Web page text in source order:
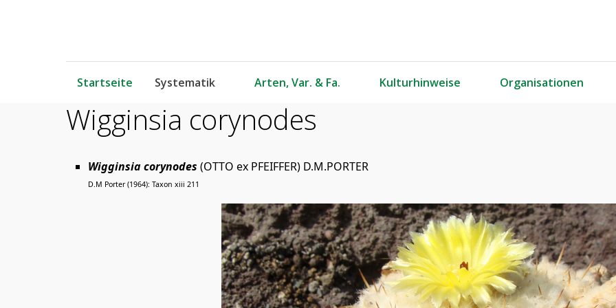
Startseite Systematik Arten, Var. & Fa. Kulturhinweise Organisationen
Wigginsia corynodes
Wigginsia corynodes (OTTO ex PFEIFFER) D.M.PORTER
D.M Porter (1964): Taxon xiii 211